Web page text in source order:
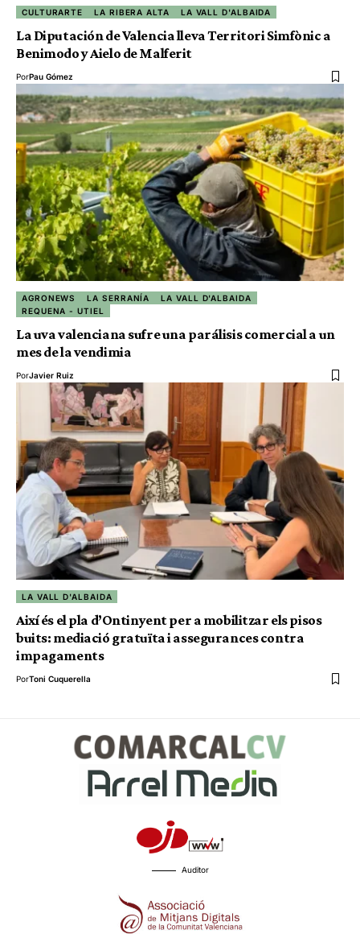
CULTURARTE LA RIBERA ALTA LA VALL D'ALBAIDA
La Diputación de Valencia lleva Territori Simfònic a
Benimodo y Aielo de Malferit
PorPau Gómez
AGRONEWS LA SERRANÍA
LA VALL D'ALBAIDA
REQUENA - UTIEL
La uva valenciana sufre una parálisis comercial a un
mes de la vendimia
PorJavier Ruiz
LA VALL D'ALBAIDA
Així és el pla d’Ontinyent per a mobilitzar els pisos
buits: mediació gratuïta i assegurances contra
impagaments
PorToni Cuquerella
Auditor